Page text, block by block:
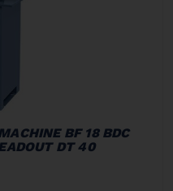
BF 18 BDC
DT 40